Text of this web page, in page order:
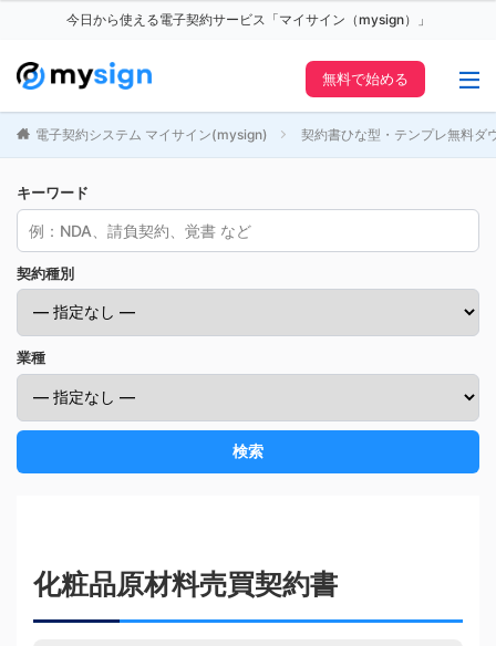
今日から使える電子契約サービス「マイサイン（mysign）」
無料で始める
電子契約システム マイサイン(mysign) 契約書ひな型・テンプレ無料ダ
キーワード
契約種別
業種
検索
化粧品原材料売買契約書